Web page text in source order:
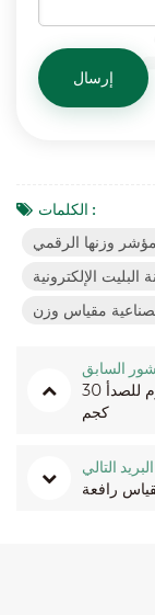
الكلمات :
وزنها الرقمي
الإلكترونية
مقياس وزن
السابق
مقياس رافعة مصغرة رقمية من الفولاذ المقاوم للصدأ 30
كجم
البريد التالي
رافعة